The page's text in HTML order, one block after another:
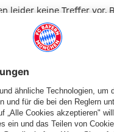
leider keine Treffer vor.
Zur Startseite